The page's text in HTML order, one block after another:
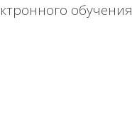
обучения